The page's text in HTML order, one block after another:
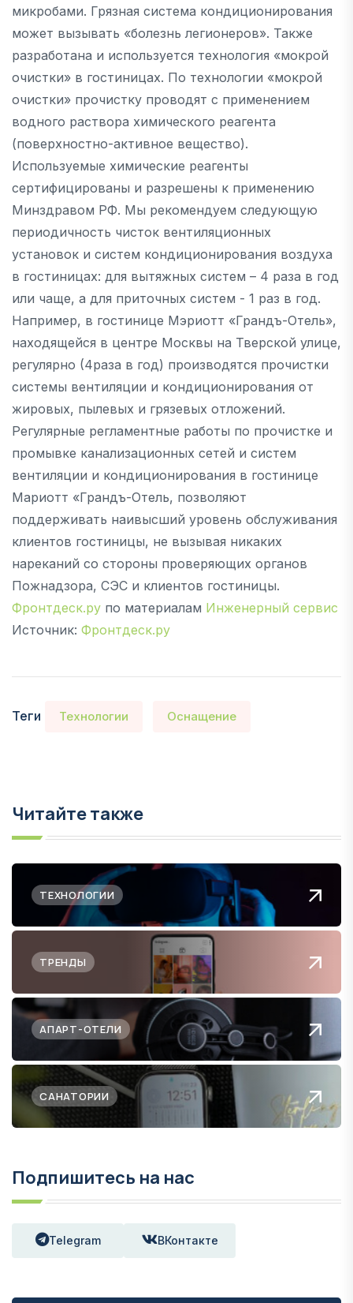
микробами. Грязная система кондиционирования
может вызывать «болезнь легионеров». Также
разработана и используется технология «мокрой
очистки» в гостиницах. По технологии «мокрой
очистки» прочистку проводят с применением
водного раствора химического реагента
(поверхностно-активное вещество).
Используемые химические реагенты
сертифицированы и разрешены к применению
Минздравом РФ. Мы рекомендуем следующую
периодичность чисток вентиляционных
установок и систем кондиционирования воздуха
в гостиницах: для вытяжных систем – 4 раза в год
или чаще, а для приточных систем - 1 раз в год.
Например, в гостинице Мэриотт «Грандъ-Отель»,
находящейся в центре Москвы на Тверской улице,
регулярно (4раза в год) производятся прочистки
системы вентиляции и кондиционирования от
жировых, пылевых и грязевых отложений.
Регулярные регламентные работы по прочистке и
промывке канализационных сетей и систем
вентиляции и кондиционирования в гостинице
Мариотт «Грандъ-Отель, позволяют
поддерживать наивысший уровень обслуживания
клиентов гостиницы, не вызывая никаких
нареканий со стороны проверяющих органов
Пожнадзора, СЭС и клиентов гостиницы.
Фронтдеск.ру по материалам Инженерный сервис
Источник: Фронтдеск.ру
Теги Технологии Оснащение
Читайте также
ТЕХНОЛОГИИ
ТРЕНДЫ
АПАРТ-ОТЕЛИ
САНАТОРИИ
Подпишитесь на нас
Telegram ВКонтакте